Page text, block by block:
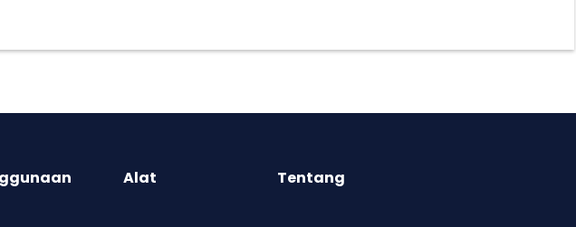
Alat Tentang